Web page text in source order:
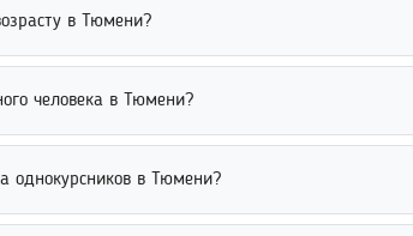
в Тюмени?
через поисковые сервисы и социальные
человека в Тюмени?
нужный результат из-за недостатка
однокурсников в Тюмени?